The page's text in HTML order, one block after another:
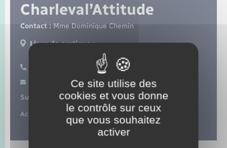
Charleval’Attitude
Contact : Mme Dominique Chemin
Lieux de pratique :
Contacter par mail
Suivez-nous sur :
Actions sociales et citoyennes.
Ce site utilise des
cookies et vous donne
le contrôle sur ceux
que vous souhaitez
activer